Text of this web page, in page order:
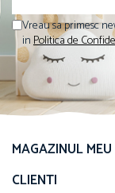
Vreau sa primesc
inPolitica de
MAGAZINUL MEU
CLIENTI